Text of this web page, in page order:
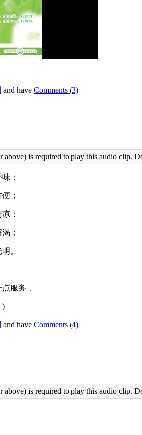
and have Comments (3)
is required to play this audio clip.
；
；
；
；
。
服务，
)
and have Comments (4)
is required to play this audio clip.